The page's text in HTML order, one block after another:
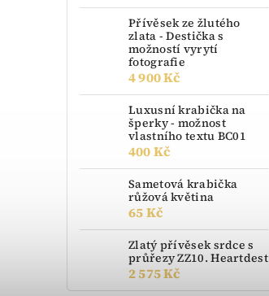
Přívěsek ze žlutého
zlata - Destička s
možností vyrytí
fotografie
4 900 Kč
Luxusní krabička na
šperky - možnost
vlastního textu BC01
400 Kč
Sametová krabička
růžová květina
65 Kč
Zlatý přívěsek srdce s
průřezy ZZ10. Heartdest
2 575 Kč